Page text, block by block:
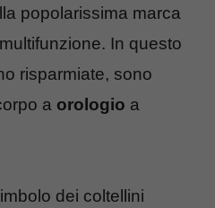
popolarissima marca
multifunzione. In questo
risparmiate, sono
a orologio a
dei coltellini